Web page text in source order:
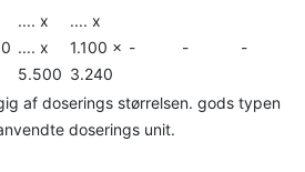
.... x
.... x
5.500
.... x
1.100 x
3.240
- - -
af doserings størrelsen. gods typen
doserings unit.